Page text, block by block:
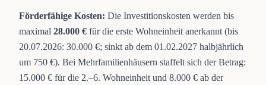
Förderfähige Kosten: Die Investitionskosten werden bis
maximal 28.000 € für die erste Wohneinheit anerkannt (bis
20.07.2026: 30.000 €; sinkt ab dem 01.02.2027 halbjährlich
um 750 €). Bei Mehrfamilienhäusern staffelt sich der Betrag:
15.000 € für die 2.–6. Wohneinheit und 8.000 € ab der